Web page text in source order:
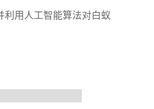
利用人工智能算法对白蚁